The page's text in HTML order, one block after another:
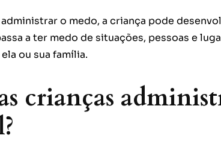
o medo, a criança pode
a ter medo de situações, pessoas e
ou sua família.
crianças